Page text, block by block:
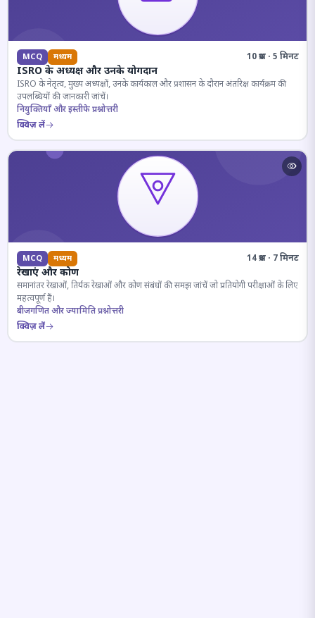
MCQ मध्यम 10 प्रश्न · 5 मिनट
ISRO के अध्यक्ष और उनके योगदान
ISRO के नेतृत्व, मुख्य अध्यक्षों, उनके कार्यकाल और प्रशासन के दौरान अंतरिक्ष कार्यक्रम की
उपलब्धियों की जानकारी जांचें।
नियुक्तियाँ और इस्तीफे प्रश्नोत्तरी
क्विज़ लें
MCQ मध्यम 14 प्रश्न · 7 मिनट
रेखाएं और कोण
समानांतर रेखाओं, तिर्यक रेखाओं और कोण संबंधों की समझ जांचें जो प्रतियोगी परीक्षाओं के लिए
महत्वपूर्ण हैं।
बीजगणित और ज्यामिति प्रश्नोत्तरी
क्विज़ लें